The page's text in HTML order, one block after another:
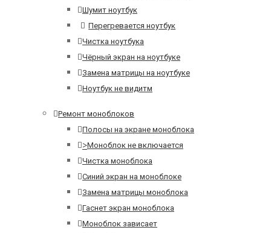
Шумит ноутбук
Перегревается ноутбук
Чистка ноутбука
Чёрный экран на ноутбуке
Замена матрицы на ноутбуке
Ноутбук не видитм
Ремонт моноблоков
Полосы на экране моноблока
>Моноблок не включается
Чистка моноблока
Синий экран на моноблоке
Замена матрицы моноблока
Гаснет экран моноблока
Моноблок зависает